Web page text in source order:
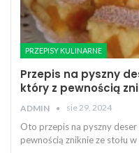
PRZEPISY KULINARNE
Przepis na pyszny
który z pewnością
ADMIN sie 29, 2024
Oto przepis na pyszny
pewnością zniknie ze stołu